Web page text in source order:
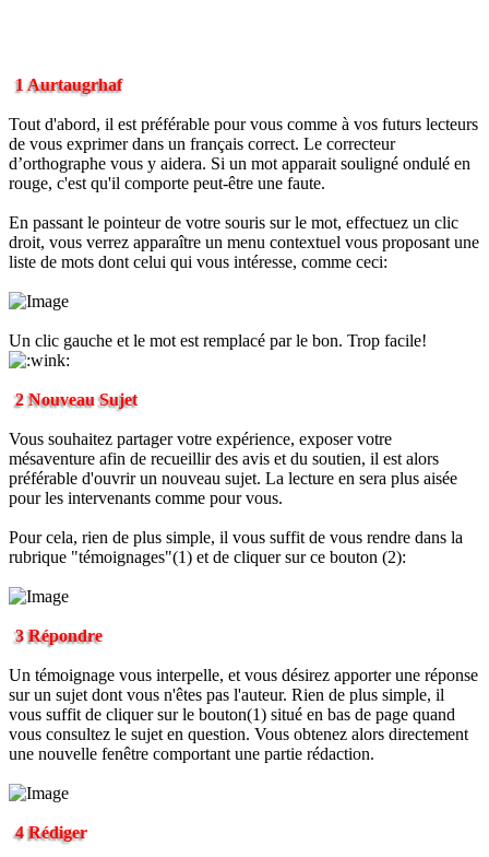
1 Aurtaugrhaf
Tout d'abord, il est préférable pour vous comme à vos futurs lecteurs
de vous exprimer dans un français correct. Le correcteur
d’orthographe vous y aidera. Si un mot apparait souligné ondulé en
rouge, c'est qu'il comporte peut-être une faute.
En passant le pointeur de votre souris sur le mot, effectuez un clic
droit, vous verrez apparaître un menu contextuel vous proposant une
liste de mots dont celui qui vous intéresse, comme ceci:
Un clic gauche et le mot est remplacé par le bon. Trop facile!
2 Nouveau Sujet
Vous souhaitez partager votre expérience, exposer votre
mésaventure afin de recueillir des avis et du soutien, il est alors
préférable d'ouvrir un nouveau sujet. La lecture en sera plus aisée
pour les intervenants comme pour vous.
Pour cela, rien de plus simple, il vous suffit de vous rendre dans la
rubrique "témoignages"(1) et de cliquer sur ce bouton (2):
3 Répondre
Un témoignage vous interpelle, et vous désirez apporter une réponse
sur un sujet dont vous n'êtes pas l'auteur. Rien de plus simple, il
vous suffit de cliquer sur le bouton(1) situé en bas de page quand
vous consultez le sujet en question. Vous obtenez alors directement
une nouvelle fenêtre comportant une partie rédaction.
4 Rédiger